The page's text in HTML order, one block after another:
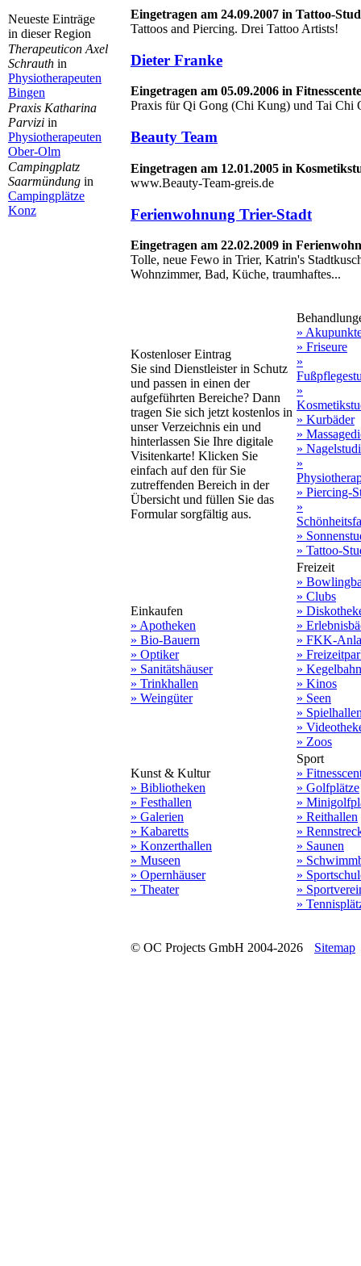
Neueste Einträge
in dieser Region
Therapeuticon Axel
Schrauth in
Physiotherapeuten
Bingen
Praxis Katharina
Parvizi in
Physiotherapeuten
Ober-Olm
Campingplatz
Saarmündung in
Campingplätze
Konz
Eingetragen am 24.09.2007 in Tattoo-
Tattoos and Piercing. Drei Tattoo Artists!
Dieter Franke
Eingetragen am 05.09.2006 in
Praxis für Qi Gong (Chi Kung) und Tai Chi
Beauty Team
Eingetragen am 12.01.2005 in
www.Beauty-Team-greis.de
Ferienwohnung Trier-Stadt
Eingetragen am 22.02.2009 in
Tolle, neue Fewo in Trier, Katrin's
Wohnzimmer, Bad, Küche, traumhaftes...
Kostenloser Eintrag
Sie sind Dienstleister in Schutz
und passen in einen der
aufgeführten Bereiche? Dann
tragen Sie sich jetzt kostenlos in
unser Verzeichnis ein und
hinterlassen Sie Ihre digitale
Visitenkarte! Klicken Sie
einfach auf den für Sie
zutreffenden Bereich in der
Übersicht und füllen Sie das
Formular sorgfältig aus.
»
» Friseure
»
»
» Kurbäder
»
»
»
» Piercing-
»
»
» Tattoo-
Einkaufen
» Apotheken
» Bio-Bauern
» Optiker
» Sanitätshäuser
» Trinkhallen
» Weingüter
Freizeit
»
» Clubs
»
»
» FKK-
»
»
» Kinos
» Seen
»
»
» Zoos
Kunst & Kultur
» Bibliotheken
» Festhallen
» Galerien
» Kabaretts
» Konzerthallen
» Museen
» Opernhäuser
» Theater
Sport
»
» Golfplätze
»
» Reithallen
»
» Saunen
»
»
»
»
© OC Projects GmbH 2004-2026 Sitemap